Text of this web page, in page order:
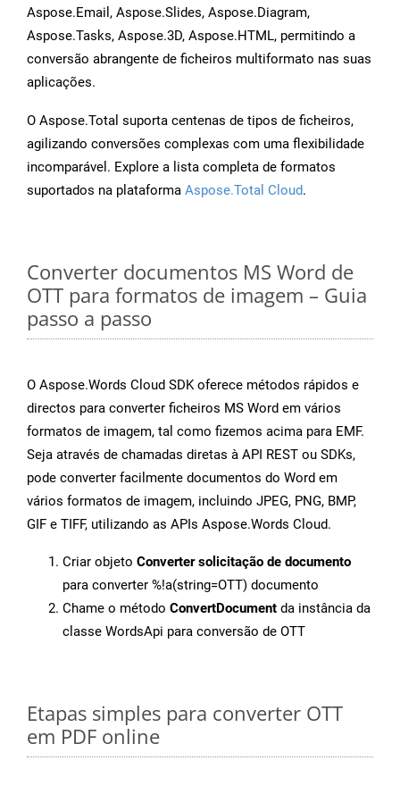
Aspose.Email, Aspose.Slides, Aspose.Diagram,
Aspose.Tasks, Aspose.3D, Aspose.HTML, permitindo a
conversão abrangente de ficheiros multiformato nas suas
aplicações.
O Aspose.Total suporta centenas de tipos de ficheiros,
agilizando conversões complexas com uma flexibilidade
incomparável. Explore a lista completa de formatos
suportados na plataforma Aspose.Total Cloud.
Converter documentos MS Word de
OTT para formatos de imagem – Guia
passo a passo
O Aspose.Words Cloud SDK oferece métodos rápidos e
directos para converter ficheiros MS Word em vários
formatos de imagem, tal como fizemos acima para EMF.
Seja através de chamadas diretas à API REST ou SDKs,
pode converter facilmente documentos do Word em
vários formatos de imagem, incluindo JPEG, PNG, BMP,
GIF e TIFF, utilizando as APIs Aspose.Words Cloud.
Criar objeto Converter solicitação de documento
para converter %!a(string=OTT) documento
Chame o método ConvertDocument da instância da
classe WordsApi para conversão de OTT
Etapas simples para converter OTT
em PDF online